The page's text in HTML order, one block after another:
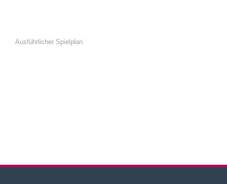
Ausführlicher Spielplan